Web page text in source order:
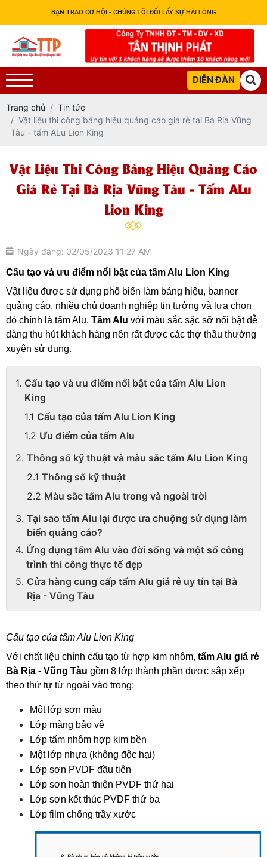
BẠN TRAO CƠ HỘI - CHÚNG TÔI ĐỔI LẤY SỰ HÀI LÒNG
DIỄN ĐÀN
Trang chủ
Tin tức
Vật liệu thi công bảng hiệu quảng cáo giá rẻ tại Bà Rịa Vũng
Tàu - tấm ALu Lion King
Vật Liệu Thi Công Bảng Hiệu Quảng Cáo
Giá Rẻ Tại Bà Rịa Vũng Tàu - Tấm ALu
Lion King
Ngày đăng: 02/05/2023 11:27 AM
Cấu tạo và ưu điểm nổi bật của tấm Alu Lion King
Vật liệu được sử dụng phổ biến làm bảng hiệu, banner
quảng cáo, nhiều chủ doanh nghiệp tin tưởng và lựa chọn
đó chính là tấm Alu. Tấm Alu với màu sắc sặc sỡ nổi bật dễ
dàng thu hút khách hàng nên rất được các thợ thầu thường
xuyên sử dụng.
Cấu tạo và ưu điểm nổi bật của tấm Alu Lion
King
Cấu tạo của tấm Alu Lion King
Ưu điểm của tấm Alu
Thông số kỹ thuật và màu sắc tấm Alu Lion King
Thông số kỹ thuật
Màu sắc tấm Alu trong và ngoài trời
Tại sao tấm Alu lại được ưa chuộng sử dụng làm
biển quảng cáo?
Ứng dụng tấm Alu vào đời sống và một số công
trình thi công thực tế đẹp
Cửa hàng cung cấp tấm Alu giá rẻ uy tín tại Bà
Rịa - Vũng Tàu
Cấu tạo của tấm Alu Lion King
Với chất liệu chính cấu tạo từ hợp kim nhôm, tấm Alu giá rẻ
Bà Rịa - Vũng Tàu gồm 8 lớp thành phần được sắp xếp
theo thứ tự từ ngoài vào trong:
Một lớp sơn màu
Lớp màng bảo vệ
Lớp tấm nhôm hợp kim bền
Một lớp nhựa (không độc hại)
Lớp sơn PVDF đầu tiên
Lớp sơn hoàn thiện PVDF thứ hai
Lớp sơn kết thúc PVDF thứ ba
Lớp film chống trầy xước